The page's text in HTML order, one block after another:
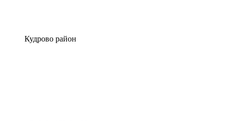
Кудрово район